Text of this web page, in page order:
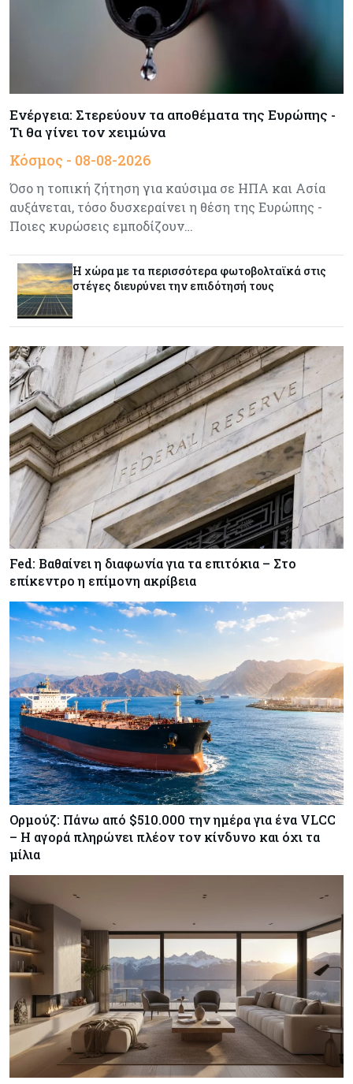
Meridiam–GSI: Τι προκύπτει – και τι όχι – από
την απάντηση της Κομισιόν
Κόσμος
Η Τουρκία χτυπάει Ντουμπάι και Λονδίνο:
πλούσιων κατοίκων και επενδυτών
Κύπρος
Από τα €150,6 εκατ. στα €112 εκατ. οι κρατικές
πιστώσεις για έρευνα στην Κύπρο
τροφίμων
Κύπρος 07-08-2026
Οι τιμές καθορίζουν την επιλογή παρόχου
κινητής στην Κύπρο
Κύπρος 07-08-2026
34.787 νέες εγγραφές οχημάτων στο επτάμηνο
- Άνοδος 11,5% σε σχέση με πέρσι
Κόσμος 07-08-2026
ΕΚΤ: Αιφνιδιάστηκε από την πώληση ευρώ από
τις ΗΠΑ
Κύπρος
Χορηγία €10.000 για υποτροφίες σε φοιτητές του
ΤΕΠΑΚ
Ενέργεια: Στερεύουν τα αποθέματα της Ευρώπης -
Τι θα γίνει τον χειμώνα
Κόσμος - 08-08-2026
Όσο η τοπική ζήτηση για καύσιμα σε ΗΠΑ και Ασία
αυξάνεται, τόσο δυσχεραίνει η θέση της Ευρώπης -
Ποιες κυρώσεις εμποδίζουν…
Η χώρα με τα περισσότερα φωτοβολταϊκά στις
στέγες διευρύνει την επιδότησή τους
Fed: Βαθαίνει η διαφωνία για τα επιτόκια – Στο
επίκεντρο η επίμονη ακρίβεια
Ορμούζ: Πάνω από $510.000 την ημέρα για ένα VLCC
– Η αγορά πληρώνει πλέον τον κίνδυνο και όχι τα
μίλια